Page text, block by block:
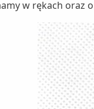
w rękach oraz